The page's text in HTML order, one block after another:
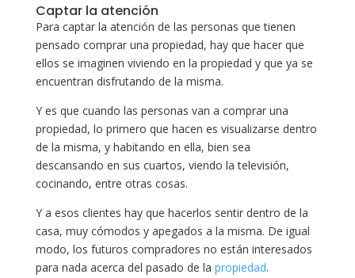
Captar la atención
Para captar la atención de las personas que tienen
pensado comprar una propiedad, hay que hacer que
ellos se imaginen viviendo en la propiedad y que ya se
encuentran disfrutando de la misma.
Y es que cuando las personas van a comprar una
propiedad, lo primero que hacen es visualizarse dentro
de la misma, y habitando en ella, bien sea
descansando en sus cuartos, viendo la televisión,
cocinando, entre otras cosas.
Y a esos clientes hay que hacerlos sentir dentro de la
casa, muy cómodos y apegados a la misma. De igual
modo, los futuros compradores no están interesados
para nada acerca del pasado de la propiedad.